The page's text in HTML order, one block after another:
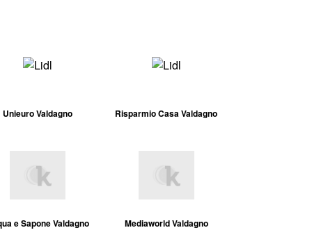
Unieuro Valdagno Risparmio Casa Valdagno
e Sapone Valdagno Mediaworld Valdagno